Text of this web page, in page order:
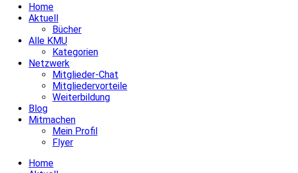
Home
Aktuell
Bücher
Alle KMU
Kategorien
Netzwerk
Mitglieder-Chat
Mitgliedervorteile
Weiterbildung
Blog
Mitmachen
Mein Profil
Flyer
Home